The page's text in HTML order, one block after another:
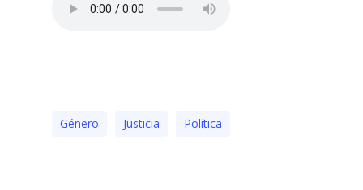
Género Justicia Polí­tica